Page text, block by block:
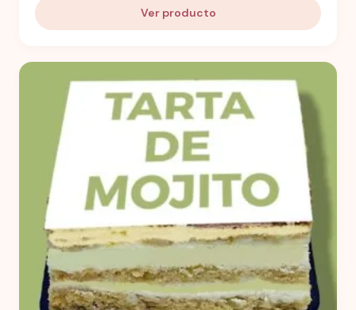
Ver producto